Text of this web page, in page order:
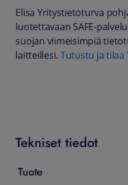
Elisa Yritystietoturva
luotettavaan SAFE-
suojan viimeisimpiä
laitteillesi. Tutustu ja
Tekniset tiedot
Tuote